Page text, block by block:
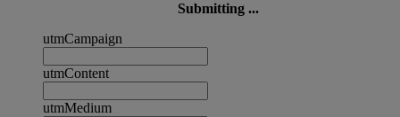
Submitting ...
utmCampaign
utmContent
utmMedium